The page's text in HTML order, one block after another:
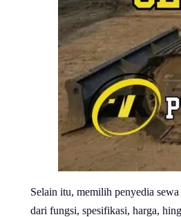
Selain itu, memilih penyedia
dari fungsi, spesifikasi, harga,